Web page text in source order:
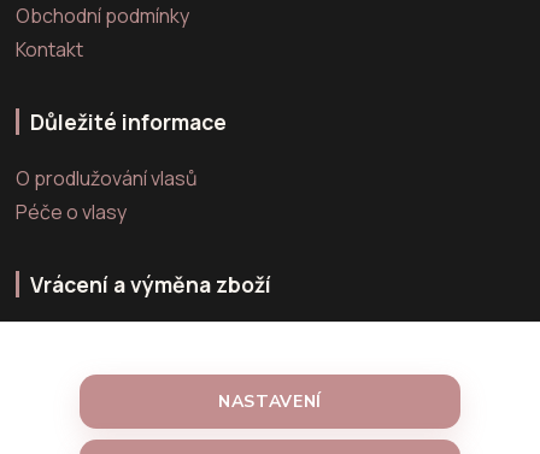
Obchodní podmínky
Kontakt
Důležité informace
O prodlužování vlasů
Péče o vlasy
Vrácení a výměna zboží
Vrácení zboží
NASTAVENÍ